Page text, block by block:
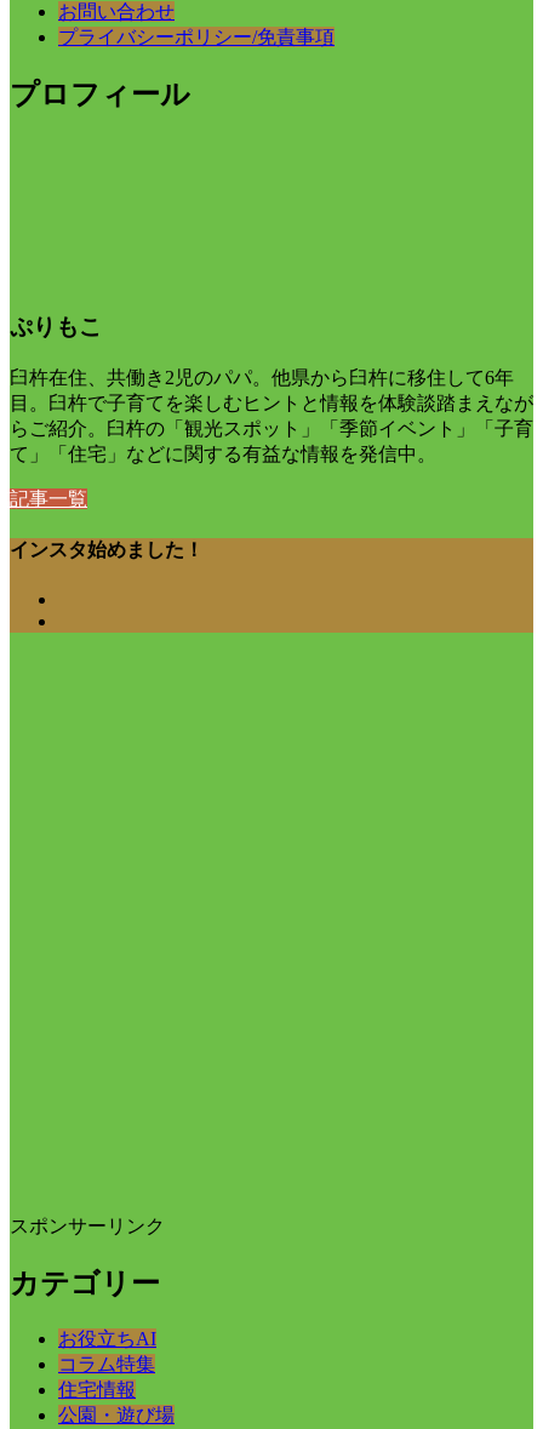
お問い合わせ
プライバシーポリシー/免責事項
プロフィール
ぷりもこ
臼杵在住、共働き2児のパパ。他県から臼杵に移住して6年
目。臼杵で子育てを楽しむヒントと情報を体験談踏まえなが
らご紹介。臼杵の「観光スポット」「季節イベント」「子育
て」「住宅」などに関する有益な情報を発信中。
記事一覧
インスタ始めました！
スポンサーリンク
カテゴリー
お役立ちAI
コラム特集
住宅情報
公園・遊び場